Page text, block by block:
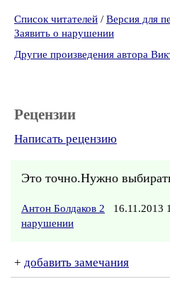
Список читателей / Версия для
Заявить о нарушении
Другие произведения автора
Рецензии
Написать рецензию
Это точно.Нужно
Антон Болдаков 2 16.11.2013
нарушении
+ добавить замечания